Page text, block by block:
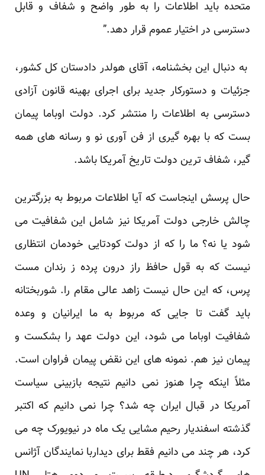
متحده باید اطلاعات را به طور واضح و شفاف و قابل
دسترسی در اختیار عموم قرار دهد.”
به دنبال این بخشنامه، آقای هولدر دادستان کل کشور،
جزئیات و دستورکار جدید برای اجرای بهینه قانون آزادی
دسترسی به اطلاعات را منتشر کرد. دولت اوباما پیمان
بست که با بهره گیری از فن آوری نو و رسانه های همه
گیر، شفاف ترین دولت تاریخ آمریکا باشد.
حال پرسش اینجاست که آیا اطلاعات مربوط به بزرگترین
چالش خارجی دولت آمریکا نیز شامل این شفافیت می
شود یا نه؟ ما را که از دولت کودتایی خودمان انتظاری
نیست که به قول حافظ راز درون پرده ز رندان مست
پرس، که این حال نیست زاهد عالی مقام را. شوربختانه
باید گفت تا جایی که مربوط به ما ایرانیان و وعده
شفافیت اوباما می شود، این دولت عهد را بشکست و
پیمان نیز هم. نمونه های این نقض پیمان فراوان است.
مثلاً اینکه چرا هنوز نمی دانیم نتیجه بازبینی سیاست
آمریکا در قبال ایران چه شد؟ چرا نمی دانیم که اکتبر
گذشته اسفندیار رحیم مشایی یک ماه در نیویورک چه می
کرد، هر چند می دانیم فقط برای دیداربا نمایندگان آژانس